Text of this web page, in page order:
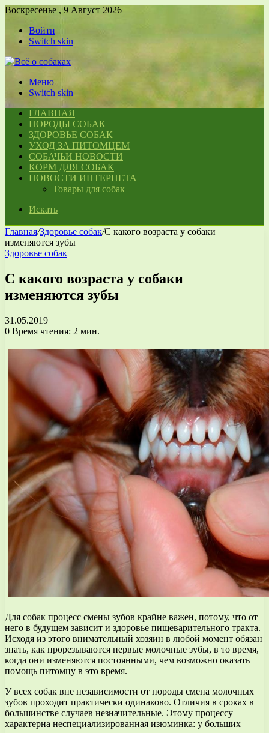
Воскресенье , 9 Август 2026
Войти
Switch skin
Меню
Switch skin
ГЛАВНАЯ
ПОРОДЫ СОБАК
ЗДОРОВЬЕ СОБАК
УХОД ЗА ПИТОМЦЕМ
СОБАЧЬИ НОВОСТИ
КОРМ ДЛЯ СОБАК
НОВОСТИ ИНТЕРНЕТА
Товары для собак
Искать
Главная/Здоровье собак/С какого возраста у собаки
изменяются зубы
Здоровье собак
С какого возраста у собаки
изменяются зубы
31.05.2019
0 Время чтения: 2 мин.
Для собак процесс смены зубов крайне важен, потому, что от
него в будущем зависит и здоровье пищеварительного тракта.
Исходя из этого внимательный хозяин в любой момент обязан
знать, как прорезываются первые молочные зубы, в то время,
когда они изменяются постоянными, чем возможно оказать
помощь питомцу в это время.
У всех собак вне независимости от породы смена молочных
зубов проходит практически одинаково. Отличия в сроках в
большинстве случаев незначительные. Этому процессу
характерна неспециализированная изюминка: у больших